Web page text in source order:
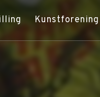
Kunstforening